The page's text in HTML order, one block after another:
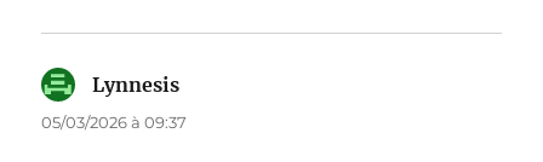
Lynnesis
05/03/2026 à 09:37